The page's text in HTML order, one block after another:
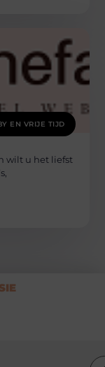
EN VRIJE TIJD
wilt u het liefst